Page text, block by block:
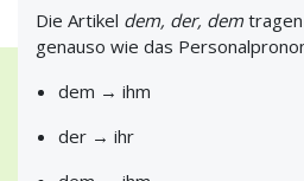
Die Artikel dem, der, dem
genauso wie das
dem → ihm
der → ihr